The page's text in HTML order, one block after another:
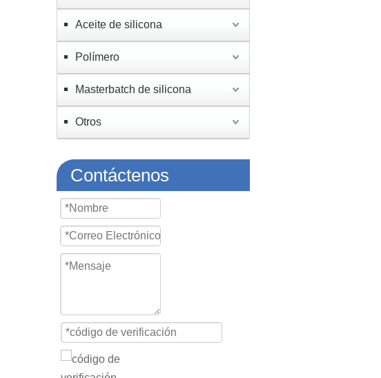
Aceite de silicona
Polímero
Masterbatch de silicona
Otros
Contáctenos